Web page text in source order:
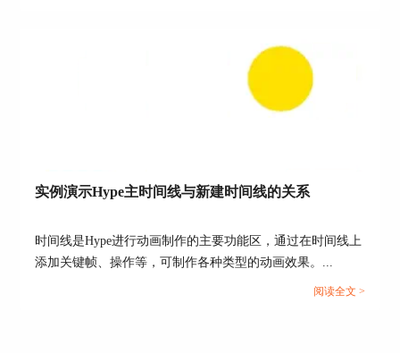
小结
一条时间线上的轮播图与多条时间线上的
移动实现的。下一章节将讲述图片排列和运动以及
时间线操作设置等内容，完成在一条时间线上的轮
实例演示Hype主时间线与新建时间线的关系
时间线是Hype进行动画制作的主要功能区，通过在时间线上
添加关键帧、操作等，可制作各种类型的动画效果。...
阅读全文 >